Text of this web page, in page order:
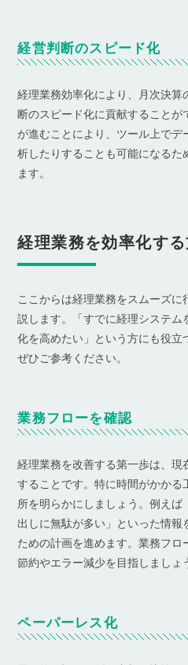
経営判断のスピード化
経理業務効率化により、月次決算
断のスピード化に貢献すること
が進むことにより、ツール上で
析したりすることも可能になるた
ます。
経理業務を効率化す
ここからは経理業務をスムーズ
説します。「すでに経理システム
化を高めたい」という方にも役立
ぜひご参考ください。
業務フローを確認
経理業務を改善する第一歩は、現
することです。特に時間がかかる
所を明らかにしましょう。例えば
出しに無駄が多い」といった情報
ための計画を進めます。業務フ
節約やエラー減少を目指しましょ
ペーパーレス化